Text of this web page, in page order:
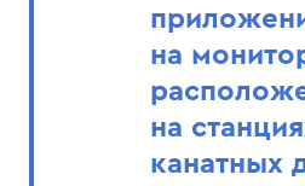
на
на
канатных